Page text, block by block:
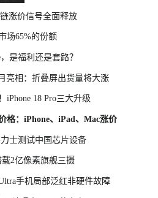
涨价信号全面释放
场65%的份额
是福利还是套路？
亮相：折叠屏出货量将大涨
iPhone 18 Pro三大升级
格：iPhone、iPad、Mac涨价
士测试中国芯片设备
2亿像素旗舰三摄
手机局部泛红非硬件故障